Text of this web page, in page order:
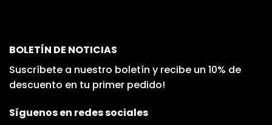
BOLETÍN DE NOTICIAS
Suscríbete a nuestro boletín y recibe un 10% de
descuento en tu primer pedido!
Síguenos en redes sociales